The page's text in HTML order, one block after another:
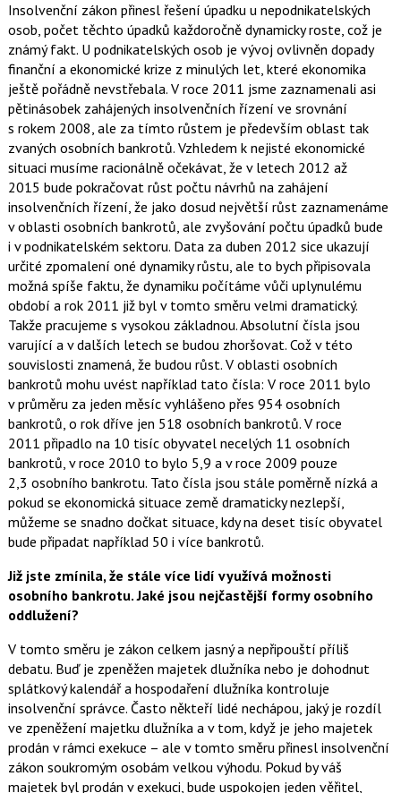
Insolvenční zákon přinesl řešení úpadku u nepodnikatelských
osob, počet těchto úpadků každoročně dynamicky roste, což je
známý fakt. U podnikatelských osob je vývoj ovlivněn dopady
finanční a ekonomické krize z minulých let, které ekonomika
ještě pořádně nevstřebala. V roce 2011 jsme zaznamenali asi
pětinásobek zahájených insolvenčních řízení ve srovnání
s rokem 2008, ale za tímto růstem je především oblast tak
zvaných osobních bankrotů. Vzhledem k nejisté ekonomické
situaci musíme racionálně očekávat, že v letech 2012 až
2015 bude pokračovat růst počtu návrhů na zahájení
insolvenčních řízení, že jako dosud největší růst zaznamenáme
v oblasti osobních bankrotů, ale zvyšování počtu úpadků bude
i v podnikatelském sektoru. Data za duben 2012 sice ukazují
určité zpomalení oné dynamiky růstu, ale to bych připisovala
možná spíše faktu, že dynamiku počítáme vůči uplynulému
období a rok 2011 již byl v tomto směru velmi dramatický.
Takže pracujeme s vysokou základnou. Absolutní čísla jsou
varující a v dalších letech se budou zhoršovat. Což v této
souvislosti znamená, že budou růst. V oblasti osobních
bankrotů mohu uvést například tato čísla: V roce 2011 bylo
v průměru za jeden měsíc vyhlášeno přes 954 osobních
bankrotů, o rok dříve jen 518 osobních bankrotů. V roce
2011 připadlo na 10 tisíc obyvatel necelých 11 osobních
bankrotů, v roce 2010 to bylo 5,9 a v roce 2009 pouze
2,3 osobního bankrotu. Tato čísla jsou stále poměrně nízká a
pokud se ekonomická situace země dramaticky nezlepší,
můžeme se snadno dočkat situace, kdy na deset tisíc obyvatel
bude připadat například 50 i více bankrotů.
Již jste zmínila, že stále více lidí využívá možnosti
osobního bankrotu. Jaké jsou nejčastější formy osobního
oddlužení?
V tomto směru je zákon celkem jasný a nepřipouští příliš
debatu. Buď je zpeněžen majetek dlužníka nebo je dohodnut
splátkový kalendář a hospodaření dlužníka kontroluje
insolvenční správce. Často někteří lidé nechápou, jaký je rozdíl
ve zpeněžení majetku dlužníka a v tom, když je jeho majetek
prodán v rámci exekuce – ale v tomto směru přinesl insolvenční
zákon soukromým osobám velkou výhodu. Pokud by váš
majetek byl prodán v exekuci, bude uspokojen jeden věřitel,